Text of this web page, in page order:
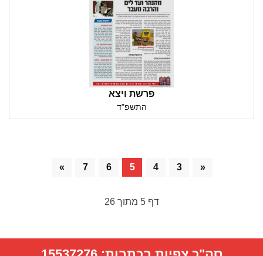
פרשת ויצא
התשפ"ד
«
3
4
5
6
7
»
דף5 מתוך26